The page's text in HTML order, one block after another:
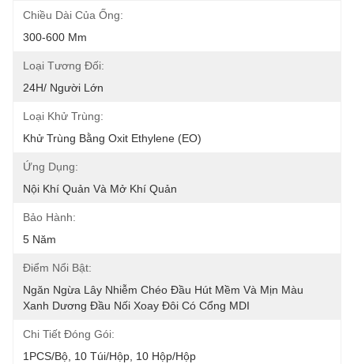
Chiều Dài Của Ống:
300-600 Mm
Loại Tương Đối:
24H/ Người Lớn
Loại Khử Trùng:
Khử Trùng Bằng Oxit Ethylene (EO)
Ứng Dụng:
Nội Khí Quản Và Mở Khí Quản
Bảo Hành:
5 Năm
Điểm Nổi Bật:
Ngăn Ngừa Lây Nhiễm Chéo Đầu Hút Mềm Và Mịn Màu
Xanh Dương Đầu Nối Xoay Đôi Có Cổng MDI
Chi Tiết Đóng Gói:
1PCS/Bộ, 10 Túi/hộp, 10 Hộp/hộp